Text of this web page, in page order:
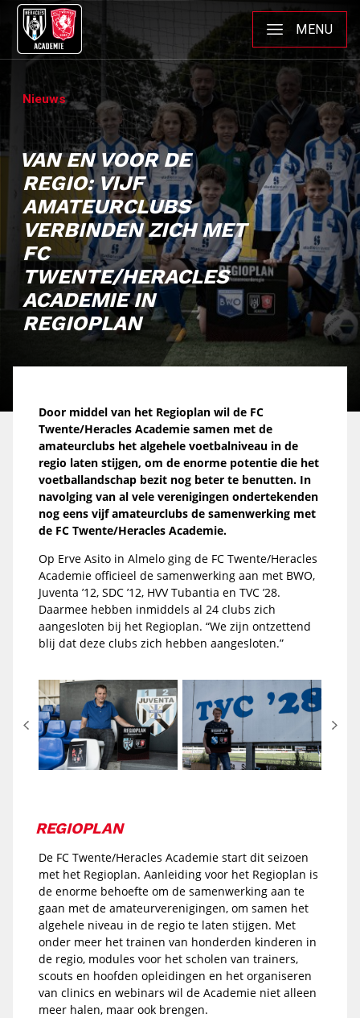
MENU
Nieuws
VAN EN VOOR DE
REGIO: VIJF
AMATEURCLUBS
VERBINDEN ZICH MET
FC
TWENTE/HERACLES
ACADEMIE IN
REGIOPLAN
Door middel van het Regioplan wil de FC
Twente/Heracles Academie samen met de
amateurclubs het algehele voetbalniveau in de
regio laten stijgen, om de enorme potentie die het
voetballandschap bezit nog beter te benutten. In
navolging van al vele verenigingen ondertekenden
nog eens vijf amateurclubs de samenwerking met
de FC Twente/Heracles Academie.
Op Erve Asito in Almelo ging de FC Twente/Heracles
Academie officieel de samenwerking aan met BWO,
Juventa ’12, SDC ’12, HVV Tubantia en TVC ’28.
Daarmee hebben inmiddels al 24 clubs zich
aangesloten bij het Regioplan. “We zijn ontzettend
blij dat deze clubs zich hebben aangesloten.”
REGIOPLAN
De FC Twente/Heracles Academie start dit seizoen
met het Regioplan. Aanleiding voor het Regioplan is
de enorme behoefte om de samenwerking aan te
gaan met de amateurverenigingen, om samen het
algehele niveau in de regio te laten stijgen. Met
onder meer het trainen van honderden kinderen in
de regio, modules voor het scholen van trainers,
scouts en hoofden opleidingen en het organiseren
van clinics en webinars wil de Academie niet alleen
meer halen, maar ook brengen.